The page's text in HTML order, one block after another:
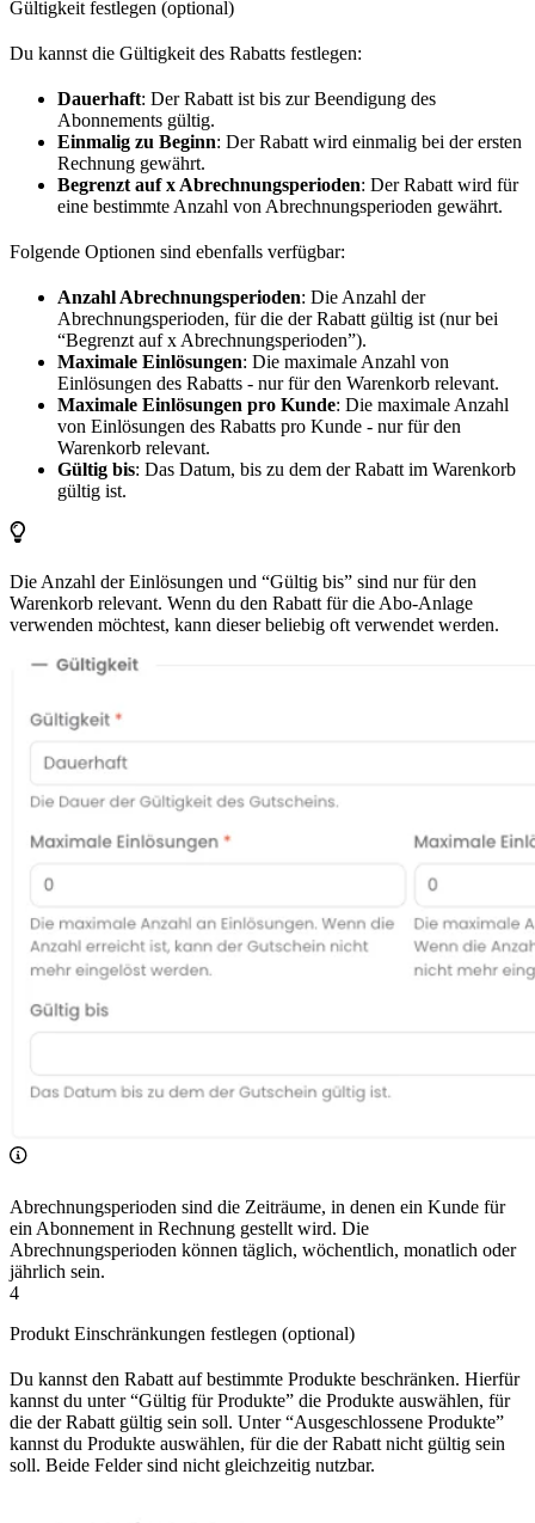
Gültigkeit festlegen (optional)
Du kannst die Gültigkeit des Rabatts festlegen:
Dauerhaft: Der Rabatt ist bis zur Beendigung des
Abonnements gültig.
Einmalig zu Beginn: Der Rabatt wird einmalig bei der ersten
Rechnung gewährt.
Begrenzt auf x Abrechnungsperioden: Der Rabatt wird für
eine bestimmte Anzahl von Abrechnungsperioden gewährt.
Folgende Optionen sind ebenfalls verfügbar:
Anzahl Abrechnungsperioden: Die Anzahl der
Abrechnungsperioden, für die der Rabatt gültig ist (nur bei
“Begrenzt auf x Abrechnungsperioden”).
Maximale Einlösungen: Die maximale Anzahl von
Einlösungen des Rabatts - nur für den Warenkorb relevant.
Maximale Einlösungen pro Kunde: Die maximale Anzahl
von Einlösungen des Rabatts pro Kunde - nur für den
Warenkorb relevant.
Gültig bis: Das Datum, bis zu dem der Rabatt im Warenkorb
gültig ist.
Die Anzahl der Einlösungen und “Gültig bis” sind nur für den
Warenkorb relevant. Wenn du den Rabatt für die Abo-Anlage
verwenden möchtest, kann dieser beliebig oft verwendet werden.
Abrechnungsperioden sind die Zeiträume, in denen ein Kunde für
ein Abonnement in Rechnung gestellt wird. Die
Abrechnungsperioden können täglich, wöchentlich, monatlich oder
jährlich sein.
4
Produkt Einschränkungen festlegen (optional)
Du kannst den Rabatt auf bestimmte Produkte beschränken. Hierfür
kannst du unter “Gültig für Produkte” die Produkte auswählen, für
die der Rabatt gültig sein soll. Unter “Ausgeschlossene Produkte”
kannst du Produkte auswählen, für die der Rabatt nicht gültig sein
soll. Beide Felder sind nicht gleichzeitig nutzbar.